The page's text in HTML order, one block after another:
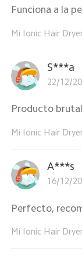
Funciona a la
Mi Ionic Hair
S***a
22/12/
Producto
Mi Ionic Hair
A***s
16/12/
Perfecto,
Mi Ionic Hair